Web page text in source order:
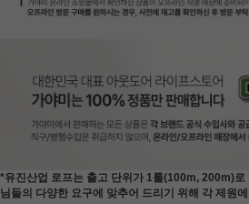
*유진산업 로프는 출고 단위가 1롤(100m, 200m)로
님들의 다양한 요구에 맞추어 드리기 위해 각 제원